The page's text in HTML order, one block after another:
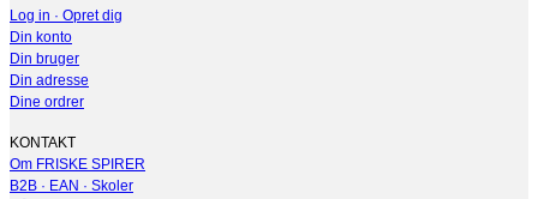
Log in · Opret dig
Din konto
Din bruger
Din adresse
Dine ordrer
KONTAKT
Om FRISKE SPIRER
B2B · EAN · Skoler